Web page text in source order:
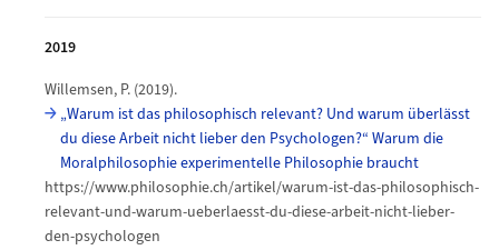
2019
Willemsen, P. (2019).
„Warum ist das philosophisch relevant? Und warum überlässt
du diese Arbeit nicht lieber den Psychologen?“ Warum die
Moralphilosophie experimentelle Philosophie braucht
https://www.philosophie.ch/artikel/warum-ist-das-philosophisch-
relevant-und-warum-ueberlaesst-du-diese-arbeit-nicht-lieber-
den-psychologen